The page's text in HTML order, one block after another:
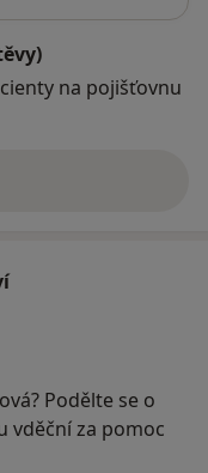
na pojišťovnu
Podělte se o
vděční za pomoc